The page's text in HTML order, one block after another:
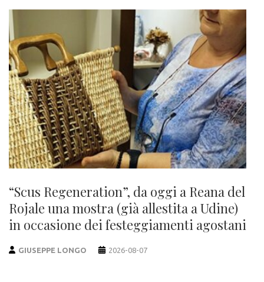
“Scus Regeneration”, da oggi a Reana del
Rojale una mostra (già allestita a Udine)
in occasione dei festeggiamenti agostani
GIUSEPPE LONGO 2026-08-07